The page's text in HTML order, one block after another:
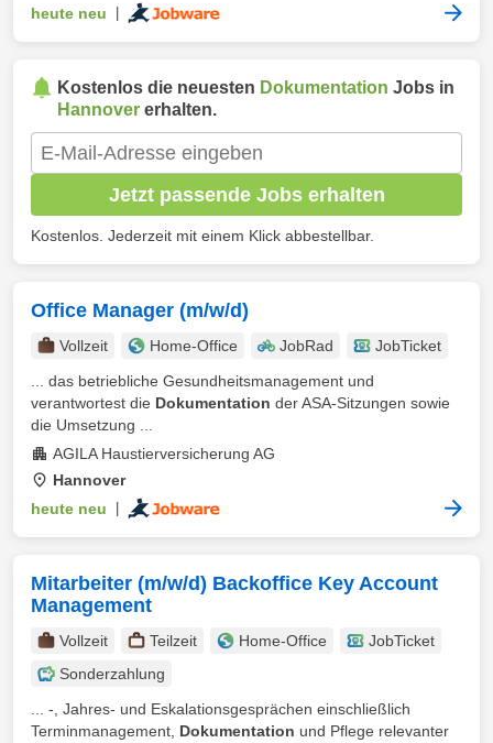
heute neu
Kostenlos die neuesten Dokumentation Jobs in
Hannover erhalten.
Jetzt passende Jobs erhalten
Kostenlos. Jederzeit mit einem Klick abbestellbar.
Office Manager (m/w/d)
Vollzeit Home-Office JobRad
JobTicket
... das betriebliche Gesundheitsmanagement und
verantwortest die Dokumentation der ASA-Sitzungen sowie
die Umsetzung ...
AGILA Haustierversicherung AG
Hannover
heute neu
Mitarbeiter (m/w/d) Backoffice Key Account
Management
Vollzeit Teilzeit Home-Office
JobTicket
Sonderzahlung
... -, Jahres- und Eskalationsgesprächen einschließlich
Terminmanagement, Dokumentation und Pflege relevanter